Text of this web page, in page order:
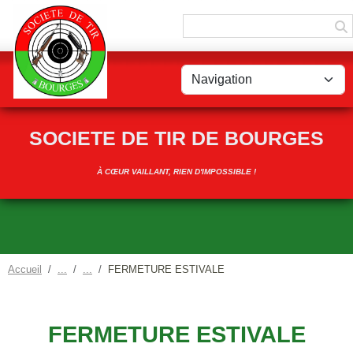
SOCIETE DE TIR DE BOURGES
À CŒUR VAILLANT, RIEN D'IMPOSSIBLE !
Accueil FERMETURE ESTIVALE
FERMETURE ESTIVALE
Panneau de gestion des cookies